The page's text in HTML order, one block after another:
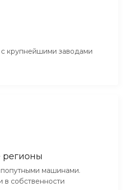
крупнейшими заводами
регионы
машинами.
в собственности